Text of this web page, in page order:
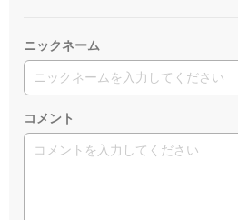
ニックネーム
コメント